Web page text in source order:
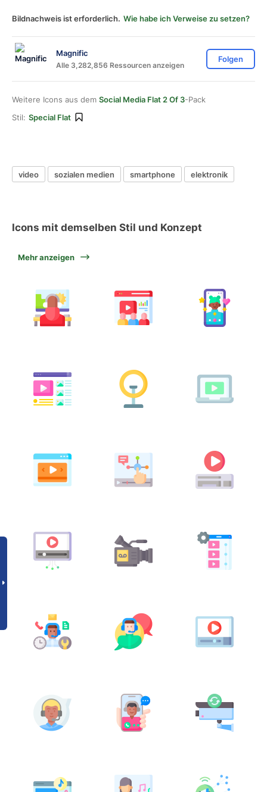
Bildnachweis ist erforderlich. Wie habe ich Verweise zu setzen?
Magnific
Alle 3,282,856 Ressourcen anzeigen
Folgen
Weitere Icons aus dem Social Media Flat 2 Of 3-Pack
Stil: Special Flat
video sozialen medien smartphone elektronik
Icons mit demselben Stil und Konzept
Mehr anzeigen